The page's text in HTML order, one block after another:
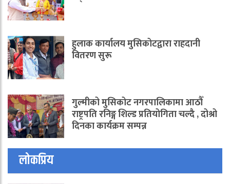
हुलाक कार्यालय मुसिकोटद्वारा राहदानी
वितरण सुरू
गुल्मीको मुसिकोट नगरपालिकामा आठौँ
राष्ट्रपति रनिङ्ग शिल्ड प्रतियोगिता चल्दै , दोश्रो
दिनका कार्यक्रम सम्पन्न
लोकप्रिय